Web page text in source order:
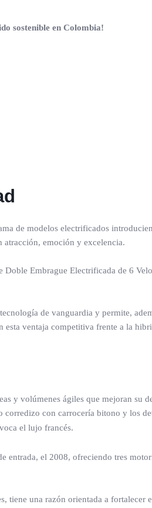
sostenible en Colombia!
de modelos electrificados
atracción, emoción y excelencia.
Embrague Electrificada de 6
de vanguardia y permite,
ventaja competitiva frente a la
y volúmenes ágiles que mejoran su
con carrocería bitono y los
el lujo francés.
el 2008, ofreciendo tres
tiene una razón orientada a